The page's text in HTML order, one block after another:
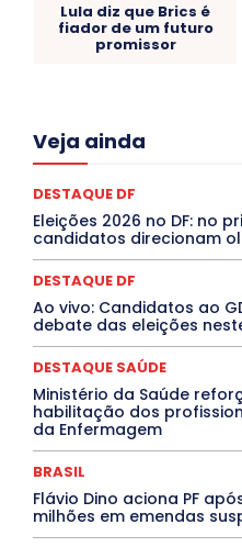
Lula diz que Brics é
fiador de um futuro
promissor
Veja ainda
Acre
Congressuanas &
Covid-19
Cultura e Tal
DESTAQUE BRASIL
DESTAQUES OUTROS
ELEIÇÕES
Especial
EVENTOS
Jogos Online
Marburg
MEIO AMBIENTE
MÚSICA
DESTAQUE DF
Eleições 2026 no DF: no
candidatos direcionam
DESTAQUE DF
Ao vivo: Candidatos ao
debate das eleições
DESTAQUE SAÚDE
Ministério da Saúde
habilitação dos
da Enfermagem
BRASIL
Flávio Dino aciona PF
milhões em emendas